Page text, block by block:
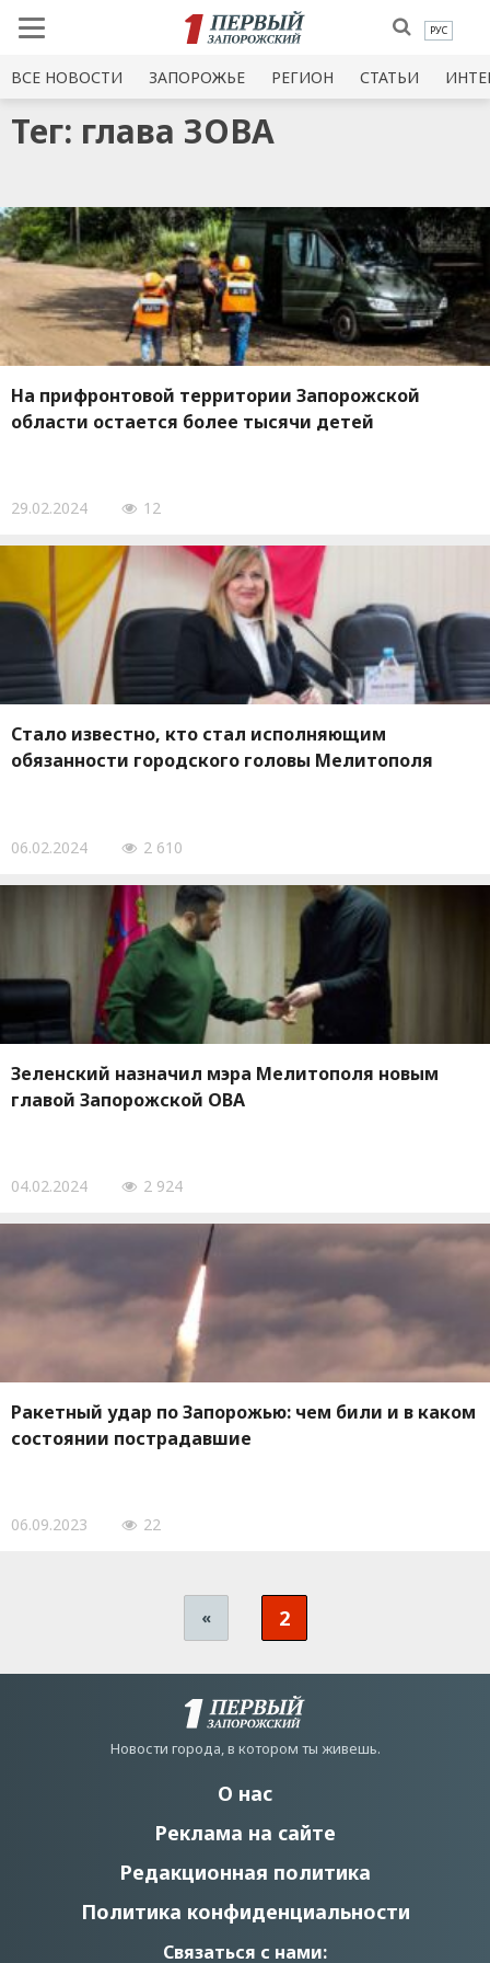
РУС
ВСЕ НОВОСТИ ЗАПОРОЖЬЕ РЕГИОН СТАТЬИ
Тег: глава ЗОВА
На прифронтовой территории Запорожской
области остается более тысячи детей
29.02.2024 12
Стало известно, кто стал исполняющим
обязанности городского головы Мелитополя
06.02.2024 2 610
Зеленский назначил мэра Мелитополя новым
главой Запорожской ОВА
04.02.2024 2 924
Ракетный удар по Запорожью: чем били и в каком
состоянии пострадавшие
06.09.2023 22
« 2
Новости города, в котором ты живешь.
О нас
Реклама на сайте
Редакционная политика
Политика конфиденциальности
Связаться с нами: